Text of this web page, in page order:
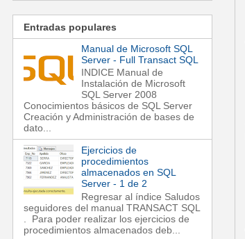
Entradas populares
Manual de Microsoft SQL
Server - Full Transact SQL
INDICE Manual de
Instalación de Microsoft
SQL Server 2008
Conocimientos básicos de SQL Server
Creación y Administración de bases de
dato...
Ejercicios de
procedimientos
almacenados en SQL
Server - 1 de 2
Regresar al índice Saludos
seguidores del manual TRANSACT SQL
. Para poder realizar los ejercicios de
procedimientos almacenados deb...